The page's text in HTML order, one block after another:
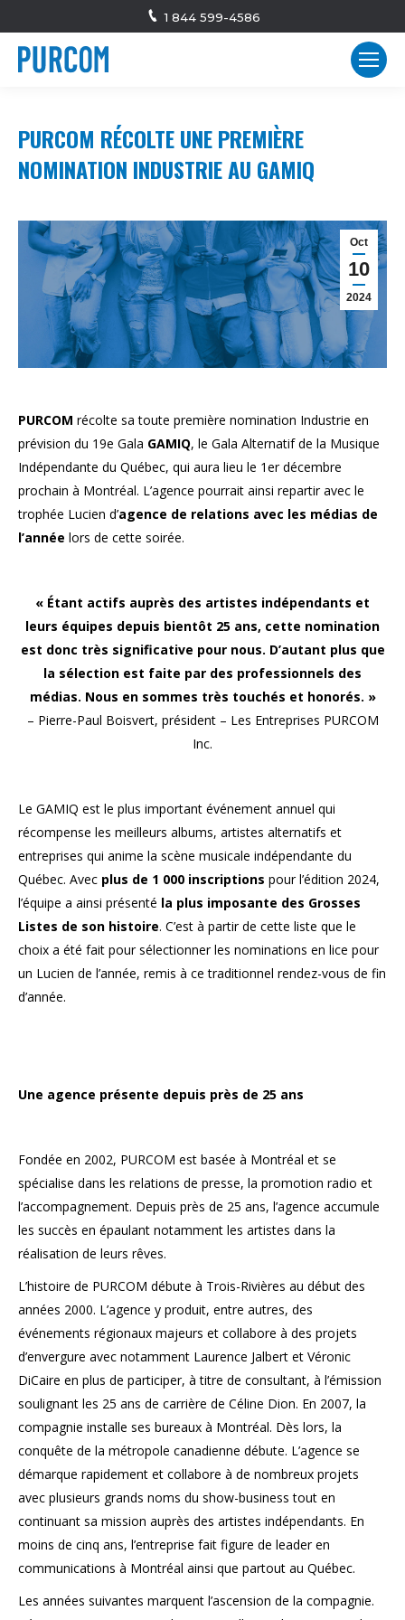
1 844 599-4586
PURCOM RÉCOLTE UNE PREMIÈRE
NOMINATION INDUSTRIE AU GAMIQ
Oct
10
2024
PURCOM récolte sa toute première nomination Industrie en
prévision du 19e Gala GAMIQ, le Gala Alternatif de la Musique
Indépendante du Québec, qui aura lieu le 1er décembre
prochain à Montréal. L’agence pourrait ainsi repartir avec le
trophée Lucien d’agence de relations avec les médias de
l’année lors de cette soirée.
« Étant actifs auprès des artistes indépendants et
leurs équipes depuis bientôt 25 ans, cette nomination
est donc très significative pour nous. D’autant plus que
la sélection est faite par des professionnels des
médias. Nous en sommes très touchés et honorés. »
– Pierre-Paul Boisvert, président – Les Entreprises PURCOM
Inc.
Le GAMIQ est le plus important événement annuel qui
récompense les meilleurs albums, artistes alternatifs et
entreprises qui anime la scène musicale indépendante du
Québec. Avec plus de 1 000 inscriptions pour l’édition 2024,
l’équipe a ainsi présenté la plus imposante des Grosses
Listes de son histoire. C’est à partir de cette liste que le
choix a été fait pour sélectionner les nominations en lice pour
un Lucien de l’année, remis à ce traditionnel rendez-vous de fin
d’année.
Une agence présente depuis près de 25 ans
Fondée en 2002, PURCOM est basée à Montréal et se
spécialise dans les relations de presse, la promotion radio et
l’accompagnement. Depuis près de 25 ans, l’agence accumule
les succès en épaulant notamment les artistes dans la
réalisation de leurs rêves.
L’histoire de PURCOM débute à Trois-Rivières au début des
années 2000. L’agence y produit, entre autres, des
événements régionaux majeurs et collabore à des projets
d’envergure avec notamment Laurence Jalbert et Véronic
DiCaire en plus de participer, à titre de consultant, à l’émission
soulignant les 25 ans de carrière de Céline Dion. En 2007, la
compagnie installe ses bureaux à Montréal. Dès lors, la
conquête de la métropole canadienne débute. L’agence se
démarque rapidement et collabore à de nombreux projets
avec plusieurs grands noms du show-business tout en
continuant sa mission auprès des artistes indépendants. En
moins de cinq ans, l’entreprise fait figure de leader en
communications à Montréal ainsi que partout au Québec.
Les années suivantes marquent l’ascension de la compagnie.